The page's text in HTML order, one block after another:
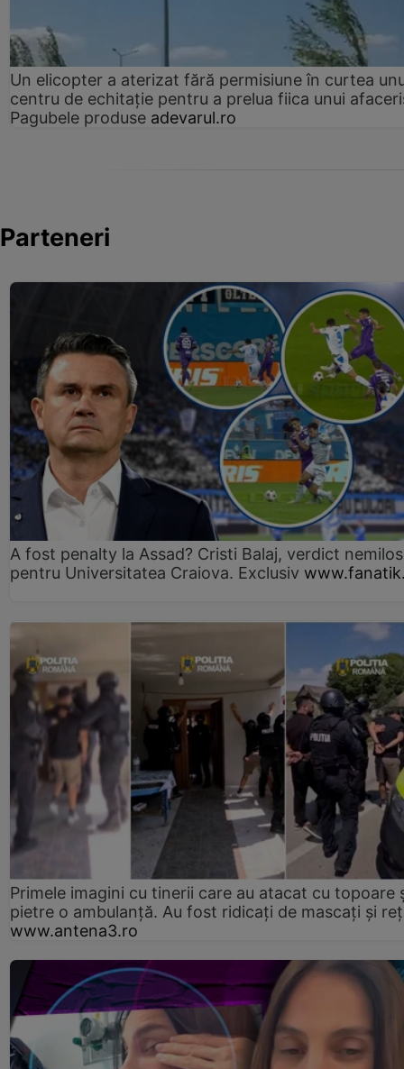
Un elicopter a aterizat fără permisiune în curtea
centru de echitație pentru a prelua fiica unui
Pagubele produse adevarul.ro
Parteneri
A fost penalty la Assad? Cristi Balaj, verdict nemilos
pentru Universitatea Craiova. Exclusiv
Primele imagini cu tinerii care au atacat cu topoare
pietre o ambulanță. Au fost ridicați de mascați și
www.antena3.ro